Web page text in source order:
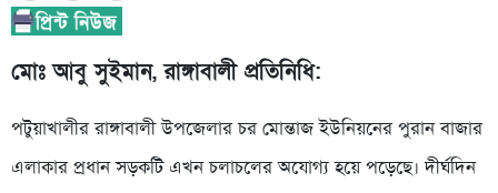
মোঃ আবু সুইমান, রাঙ্গাবালী প্রতিনিধি:
পটুয়াখালীর রাঙ্গাবালী উপজেলার চর মোন্তাজ ইউনিয়নের পুরান বাজার
এলাকার প্রধান সড়কটি এখন চলাচলের অযোগ্য হয়ে পড়েছে। দীর্ঘদিন